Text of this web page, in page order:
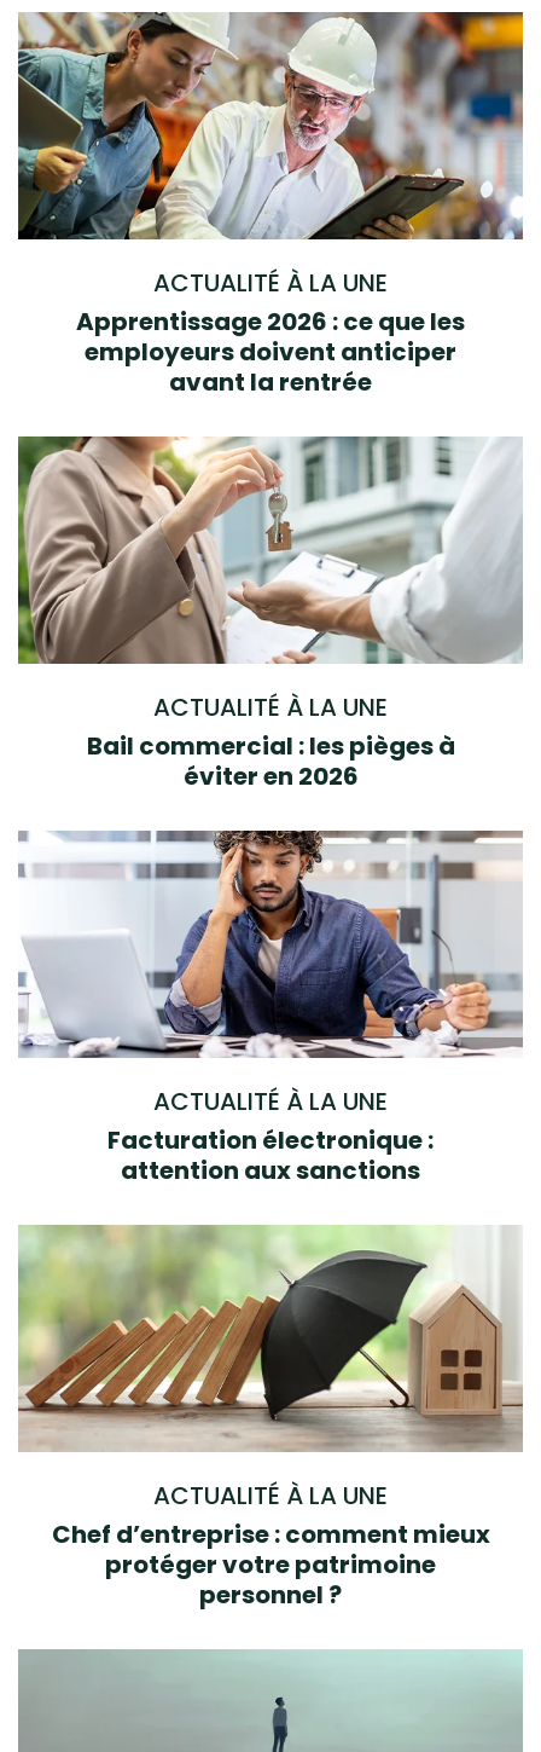
ACTUALITÉ À LA UNE
Apprentissage 2026 : ce que les
employeurs doivent anticiper
avant la rentrée
ACTUALITÉ À LA UNE
Bail commercial : les pièges à
éviter en 2026
ACTUALITÉ À LA UNE
Facturation électronique :
attention aux sanctions
ACTUALITÉ À LA UNE
Chef d’entreprise : comment mieux
protéger votre patrimoine
personnel ?